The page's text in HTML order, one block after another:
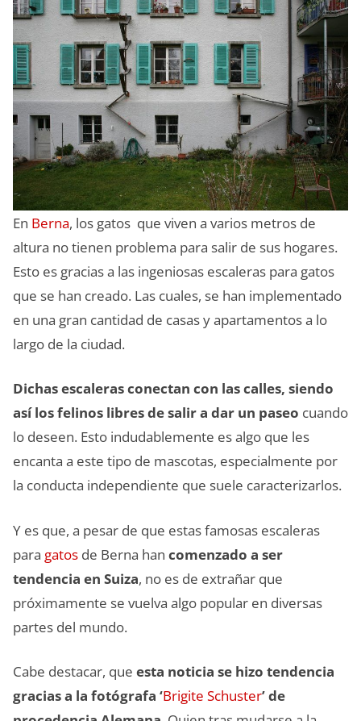
En Berna, los gatos que viven a varios metros de
altura no tienen problema para salir de sus hogares.
Esto es gracias a las ingeniosas escaleras para gatos
que se han creado. Las cuales, se han implementado
en una gran cantidad de casas y apartamentos a lo
largo de la ciudad.
Dichas escaleras conectan con las calles, siendo
así los felinos libres de salir a dar un paseo cuando
lo deseen. Esto indudablemente es algo que les
encanta a este tipo de mascotas, especialmente por
la conducta independiente que suele caracterizarlos.
Y es que, a pesar de que estas famosas escaleras
para gatos de Berna han comenzado a ser
tendencia en Suiza, no es de extrañar que
próximamente se vuelva algo popular en diversas
partes del mundo.
Cabe destacar, que esta noticia se hizo tendencia
gracias a la fotógrafa ‘Brigite Schuster’ de